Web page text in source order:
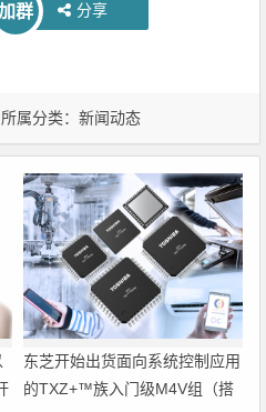
群 分享
属分类：新闻动态
东芝开始出货面向系统控制应用
的TXZ+™族入门级M4V组（搭